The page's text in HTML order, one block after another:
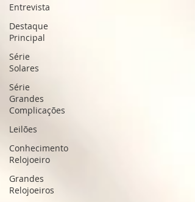
Entrevista
Destaque
Principal
Série
Solares
Série
Grandes
Complicações
Leilões
Conhecimento
Relojoeiro
Grandes
Relojoeiros